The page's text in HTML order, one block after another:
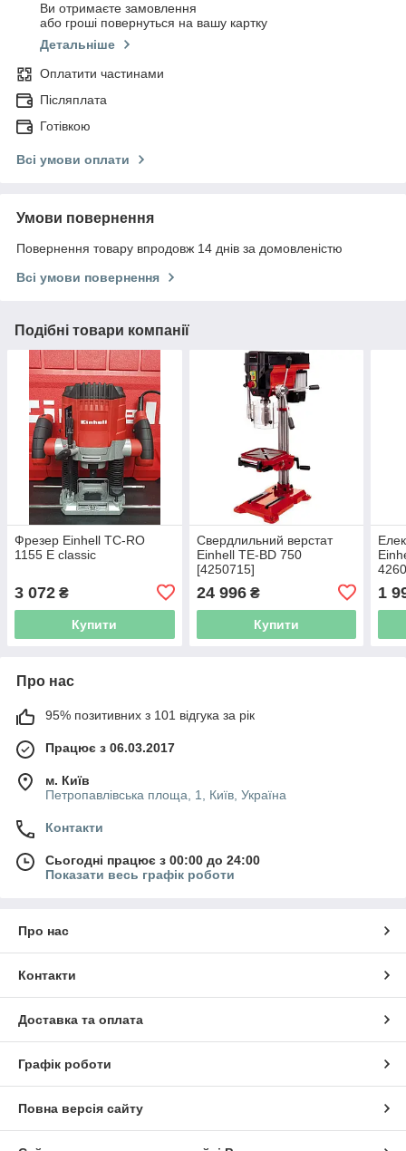
Ви отримаєте замовлення
або гроші повернуться на вашу картку
Детальніше
Оплатити частинами
Післяплата
Готівкою
Всі умови оплати
Умови повернення
Повернення товару впродовж 14 днів за домовленістю
Всі умови повернення
Подібні товари компанії
Фрезер Einhell TC-RO
1155 E classic
3 072 ₴
Купити
Свердлильний верстат
Einhell TE-BD 750
[4250715]
24 996₴
Купити
1
Про нас
95% позитивних з 101 відгука за рік
Працює з 06.03.2017
м. Київ
Петропавлівська площа, 1, Київ, Україна
Контакти
Сьогодні працює з 00:00 до 24:00
Показати весь графік роботи
Про нас
Контакти
Доставка та оплата
Графік роботи
Повна версія сайту